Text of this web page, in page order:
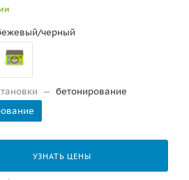
черный
— бетонирование
УЗНАТЬ ЦЕНЫ